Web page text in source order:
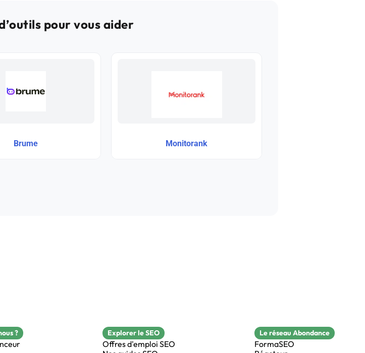
pour vous aider
Brume Monitorank
? Explorer le SEO
Offres d'emploi SEO
Le réseau Abondance
FormaSEO